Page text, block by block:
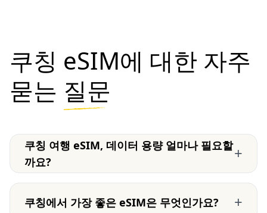
쿠칭 eSIM에 대한 자주
묻는 질문
쿠칭 여행 eSIM, 데이터 용량 얼마나 필요할
까요?
+
쿠칭에서 가장 좋은 eSIM은 무엇인가요? +